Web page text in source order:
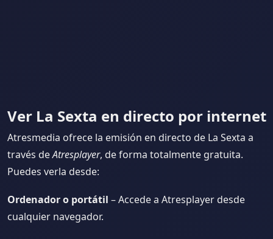
Ver La Sexta en directo por internet
Atresmedia ofrece la emisión en directo de La Sexta a
través deAtresplayer, de forma totalmente gratuita.
Puedes verla desde:
Ordenador o portátil – Accede a Atresplayer desde
cualquier navegador.